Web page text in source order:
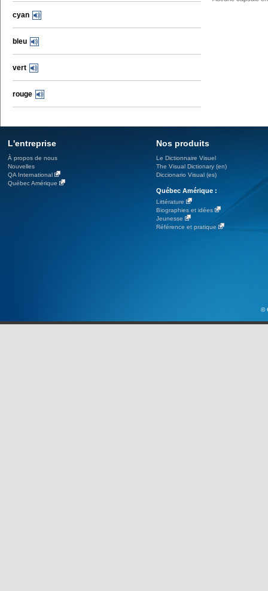
cyan
bleu
vert
rouge
L'entreprise
À propos de nous
Nouvelles
QA International
Québec Amérique
Nos produits
Le Dictionnaire Visuel
The Visual Dictionary (en)
Diccionario Visual (es)
Québec Amérique :
Littérature
Biographies et idées
Jeunesse
Référence et pratique
©